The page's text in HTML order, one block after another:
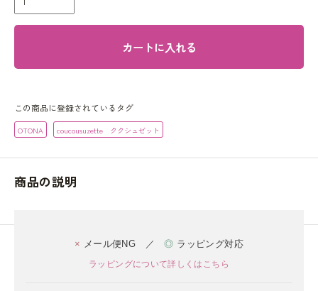
カートに入れる
この商品に登録されているタグ
OTONA coucousuzette ククシュゼット
商品の説明
× メール便NG ／◎ ラッピング対応
ラッピングについて詳しくはこちら